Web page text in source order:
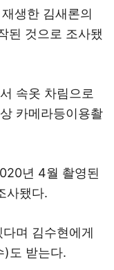
생한 김새론의
된 것으로 조사됐
속옷 차림으로
카메라등이용촬
년 4월 촬영된
사됐다.
며 김수현에게
)도 받는다.